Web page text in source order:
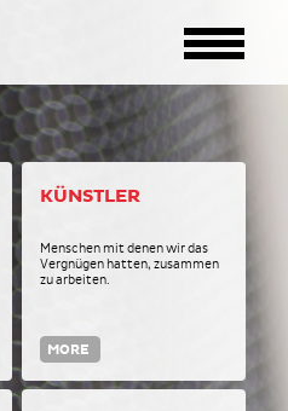
KÜNSTLER
Menschen mit denen wir das
Vergnügen hatten, zusammen
zu arbeiten.
MORE